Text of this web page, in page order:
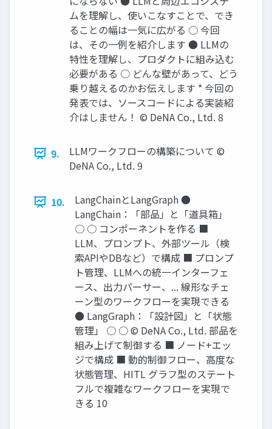
ムを理解し、使いこなすことで、でき
ることの幅は一気に広がる ○ 今回
は、その一例を紹介します ● LLMの
特性を理解し、プロダクトに組み込む
必要がある ○ どんな壁があって、どう
乗り越えるのかお伝えします * 今回の
発表では、ソースコードによる実装紹
介はしません！ © DeNA Co., Ltd. 8
9.
LLMワークフローの構築について ©
DeNA Co., Ltd. 9
10.
LangChainとLangGraph ●
LangChain：「部品」と「道具箱」
○ ○ コンポーネントを作る ■
LLM、プロンプト、外部ツール（検
索APIやDBなど）で構成 ■ プロンプ
ト管理、LLMへの統一インターフェ
ース、出力パーサー、... 線形なチェ
ーン型のワークフローを実現できる
● LangGraph：「設計図」と「状態
管理」 ○ ○ © DeNA Co., Ltd. 部品を
組み上げて制御する ■ ノード+エッ
ジで構成 ■ 動的制御フロー、高度な
状態管理、HITL グラフ型のステート
フルで複雑なワークフローを実現で
きる 10